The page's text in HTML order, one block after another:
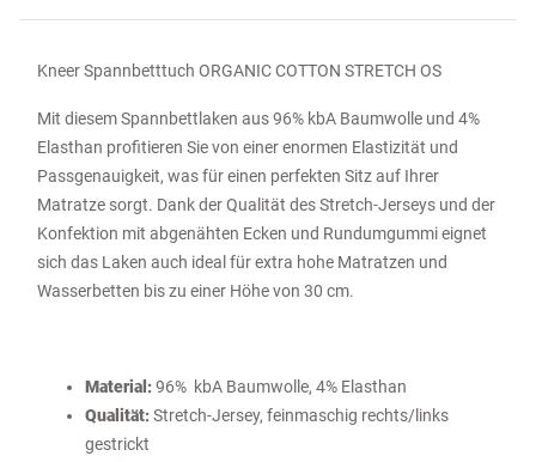
Kneer Spannbetttuch ORGANIC COTTON STRETCH OS
Mit diesem Spannbettlaken aus 96% kbA Baumwolle und 4%
Elasthan profitieren Sie von einer enormen Elastizität und
Passgenauigkeit, was für einen perfekten Sitz auf Ihrer
Matratze sorgt. Dank der Qualität des Stretch-Jerseys und der
Konfektion mit abgenähten Ecken und Rundumgummi eignet
sich das Laken auch ideal für extra hohe Matratzen und
Wasserbetten bis zu einer Höhe von 30 cm.
Material:96% kbA Baumwolle, 4% Elasthan
Qualität:Stretch-Jersey, feinmaschig rechts/links
gestrickt